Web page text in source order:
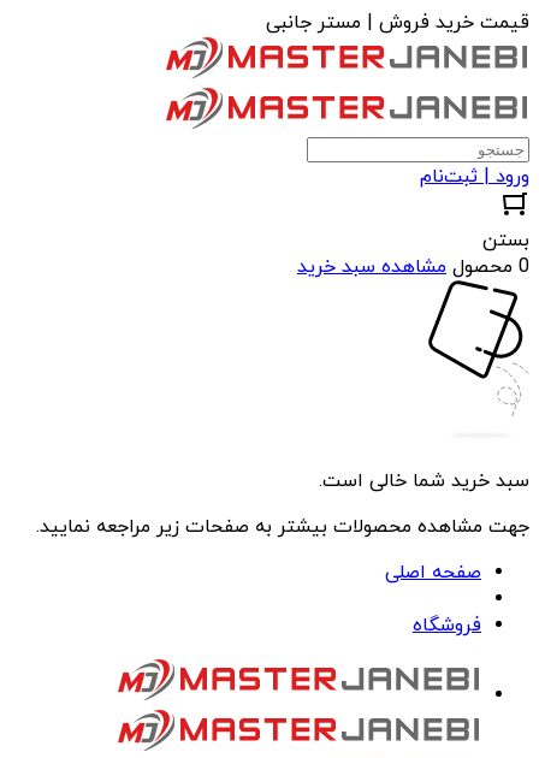
قیمت خرید فروش | مستر جانبی
ورود | ثبت‌نام
بستن
0 محصول
مشاهده سبد خرید
سبد خرید شما خالی است.
جهت مشاهده محصولات بیشتر به صفحات زیر مراجعه نمایید.
صفحه اصلی
فروشگاه